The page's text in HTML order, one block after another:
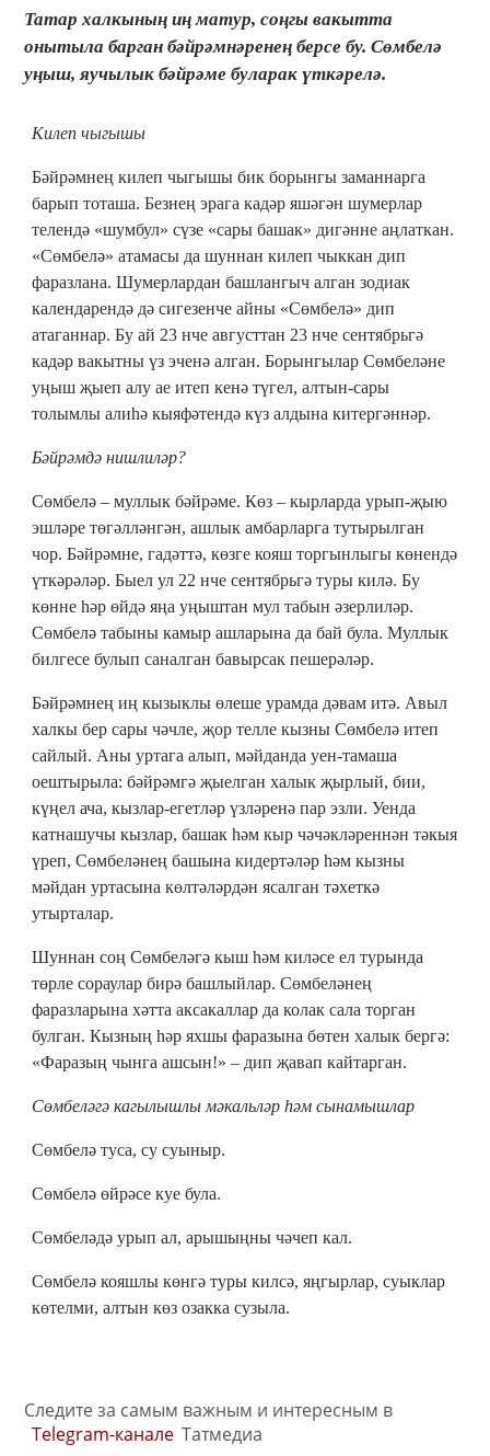
Татар халкының иң матур, соңгы вакытта
онытыла барган бәйрәмнәренең берсе бу. Сөмбелә
уңыш, яучылык бәйрәме буларак үткәрелә.
Килеп чыгышы
Бәйрәмнең килеп чыгышы бик борынгы заманнарга
барып тоташа. Безнең эрага кадәр яшәгән шумерлар
телендә «шумбул» сүзе «сары башак» дигәнне аңлаткан.
«Сөмбелә» атамасы да шуннан килеп чыккан дип
фаразлана. Шумерлардан башлангыч алган зодиак
календарендә дә сигезенче айны «Сөмбелә» дип
атаганнар. Бу ай 23 нче августтан 23 нче сентябрьгә
кадәр вакытны үз эченә алган. Борынгылар Сөмбеләне
уңыш җыеп алу ае итеп кенә түгел, алтын-сары
толымлы алиһә кыяфәтендә күз алдына китергәннәр.
Бәйрәмдә нишлиләр?
Сөмбелә – муллык бәйрәме. Көз – кырларда урып-җыю
эшләре төгәлләнгән, ашлык амбарларга тутырылган
чор. Бәйрәмне, гадәттә, көзге кояш торгынлыгы көнендә
үткәрәләр. Быел ул 22 нче сентябрьгә туры килә. Бу
көнне һәр өйдә яңа уңыштан мул табын әзерлиләр.
Сөмбелә табыны камыр ашларына да бай була. Муллык
билгесе булып саналган бавырсак пешерәләр.
Бәйрәмнең иң кызыклы өлеше урамда дәвам итә. Авыл
халкы бер сары чәчле, җор телле кызны Сөмбелә итеп
сайлый. Аны уртага алып, мәйданда уен-тамаша
оештырыла: бәйрәмгә җыелган халык җырлый, бии,
күңел ача, кызлар-егетләр үзләренә пар эзли. Уенда
катнашучы кызлар, башак һәм кыр чәчәкләреннән тәкыя
үреп, Сөмбеләнең башына кидертәләр һәм кызны
мәйдан уртасына көлтәләрдән ясалган тәхеткә
утырталар.
Шуннан соң Сөмбеләгә кыш һәм киләсе ел турында
төрле сораулар бирә башлыйлар. Сөмбеләнең
фаразларына хәтта аксакаллар да колак сала торган
булган. Кызның һәр яхшы фаразына бөтен халык бергә:
«Фаразың чынга ашсын!» – дип җавап кайтарган.
Сөмбеләгә кагылышлы мәкальләр һәм сынамышлар
Сөмбелә туса, су суыныр.
Сөмбелә өйрәсе куе була.
Сөмбеләдә урып ал, арышыңны чәчеп кал.
Сөмбелә кояшлы көнгә туры килсә, яңгырлар, суыклар
көтелми, алтын көз озакка сузыла.
Следите за самым важным и интересным в
Telegram-канале Татмедиа